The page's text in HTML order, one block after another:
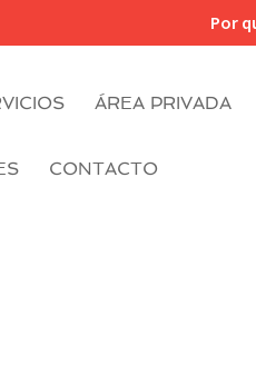
Por
ÁREA PRIVADA
CONTACTO